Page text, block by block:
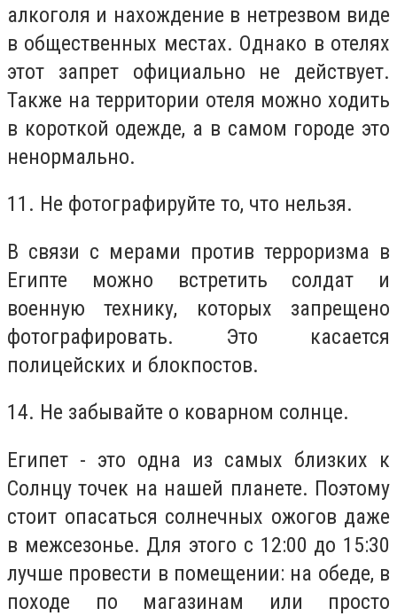
алкоголя и нахождение в нетрезвом виде
в общественных местах. Однако в отелях
этот запрет официально не действует.
Также на территории отеля можно ходить
в короткой одежде, а в самом городе это
ненормально.
11. Не фотографируйте то, что нельзя.
В связи с мерами против терроризма в
Египте можно встретить солдат и
военную технику, которых запрещено
фотографировать. Это касается
полицейских и блокпостов.
14. Не забывайте о коварном солнце.
Египет - это одна из самых близких к
Солнцу точек на нашей планете. Поэтому
стоит опасаться солнечных ожогов даже
в межсезонье. Для этого с 12:00 до 15:30
лучше провести в помещении: на обеде, в
походе по магазинам или просто